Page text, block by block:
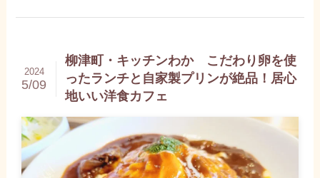
柳津町・キッチンわか こだわり卵を使
ったランチと自家製プリンが絶品！居心
地いい洋食カフェ
2024
5/09